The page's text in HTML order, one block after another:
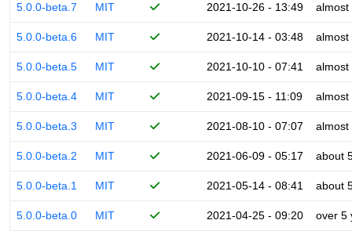
5.0.0-beta.7 MIT 2021-10-26 - 13:49 almost
5.0.0-beta.6 MIT 2021-10-14 - 03:48 almost
5.0.0-beta.5 MIT 2021-10-10 - 07:41 almost
5.0.0-beta.4 MIT 2021-09-15 - 11:09 almost
5.0.0-beta.3 MIT 2021-08-10 - 07:07 almost
5.0.0-beta.2 MIT 2021-06-09 - 05:17 about
5.0.0-beta.1 MIT 2021-05-14 - 08:41 about
5.0.0-beta.0 MIT 2021-04-25 - 09:20 over 5